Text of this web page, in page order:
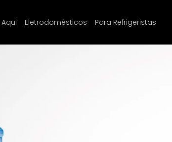
Eletrodomésticos Para Refrigeristas